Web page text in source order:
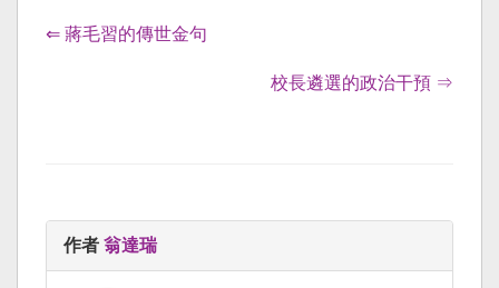
⇐ 蔣毛習的傳世金句
校長遴選的政治干預 ⇒
作者 翁達瑞